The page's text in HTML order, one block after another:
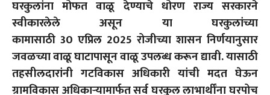
घरकुलांना मोफत वाळू देण्याचे धोरण राज्य सरकारने
स्वीकारलेले असून या घरकुलांच्या
कामासाठी 30 एप्रिल 2025 रोजीच्या शासन निर्णयानुसार
जवळच्या वाळू घाटापासून वाळू उपलब्ध करून द्यावी. यासाठी
तहसीलदारांनी गटविकास अधिकारी यांची मदत घेऊन
ग्रामविकास अधिकाऱ्यामार्फत सर्व घरकुल लाभार्थींना घरपोच